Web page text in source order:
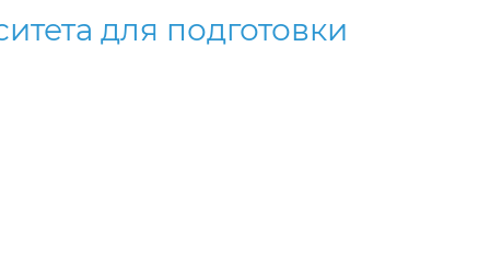
для подготовки